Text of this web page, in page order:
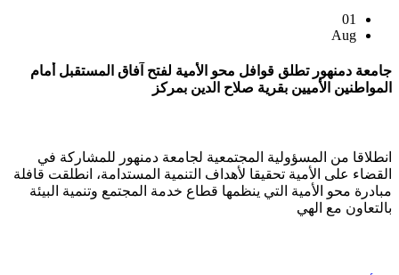
01
Aug
جامعة دمنهور تطلق قوافل محو الأمية لفتح آفاق المستقبل أمام
المواطنين الأميين بقرية صلاح الدين بمركز
انطلاقا من المسؤولية المجتمعية لجامعة دمنهور للمشاركة في
القضاء على الأمية تحقيقا لأهداف التنمية المستدامة، انطلقت قافلة
مبادرة محو الأمية التي ينظمها قطاع خدمة المجتمع وتنمية البيئة
بالتعاون مع الهي